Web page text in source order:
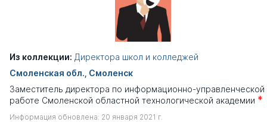
Из коллекции: Директора школ и колледжей
Смоленская обл., Смоленск
Заместитель директора по информационно-управленческой
работе Смоленской областной технологической академии *
Информация обновлена: 20 января 2021 г.